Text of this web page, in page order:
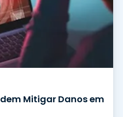
Mitigar Danos em